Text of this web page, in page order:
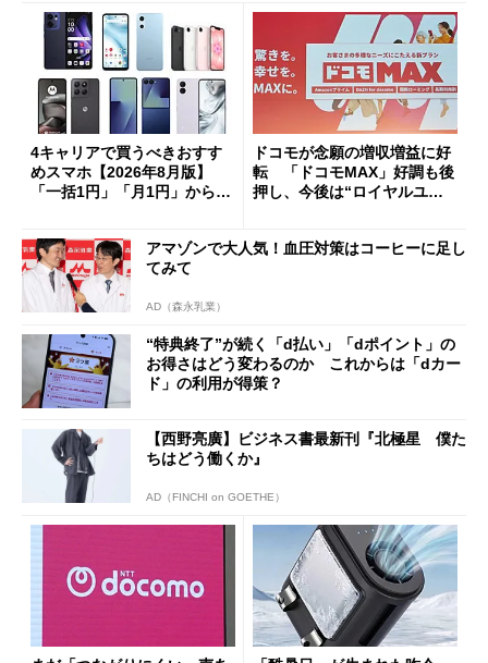
4キャリアで買うべきおすす
めスマホ【2026年8月版】
「一括1円」「月1円」からお
ドコモが念願の増収増益に好
転 「ドコモMAX」好調も後
押し、今後は“ロイヤルユー
アマゾンで大人気！血圧対策はコーヒーに足し
てみて
AD（森永乳業）
“特典終了”が続く「d払い」「dポイント」の
お得さはどう変わるのか これからは「dカー
ド」の利用が得策？
【西野亮廣】ビジネス書最新刊『北極星 僕た
ちはどう働くか』
AD（FINCHI on GOETHE）